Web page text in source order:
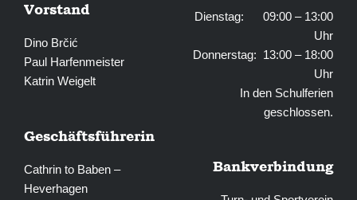
Vorstand
Dino Brčić
Paul Harfenmeister
Katrin Weigelt
Geschäftsführerin
Cathrin to Baben –
Heverhagen
Dienstag: 09:00 – 13:00
Uhr
Donnerstag: 13:00 – 18:00
Uhr
In den Schulferien
geschlossen.
Bankverbindung